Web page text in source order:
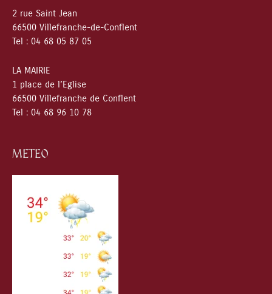
2 rue Saint Jean
66500 Villefranche-de-Conflent
Tel : 04 68 05 87 05
LA MAIRIE
1 place de l’Eglise
66500 Villefranche de Conflent
Tel : 04 68 96 10 78
METEO